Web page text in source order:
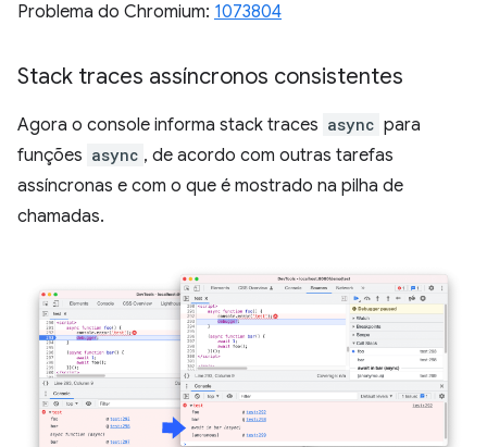
Problema do Chromium: 1073804
Stack traces assíncronos consistentes
Agora o console informa stack traces async para
funções async , de acordo com outras tarefas
assíncronas e com o que é mostrado na pilha de
chamadas.